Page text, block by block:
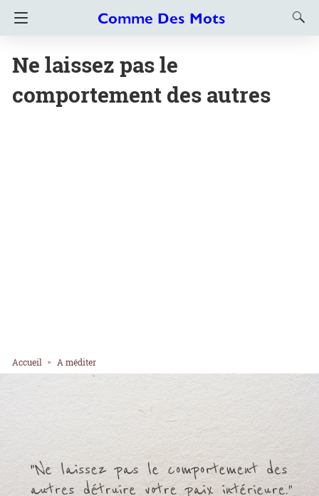
Ne laissez pas le
comportement des autres
Accueil A méditer